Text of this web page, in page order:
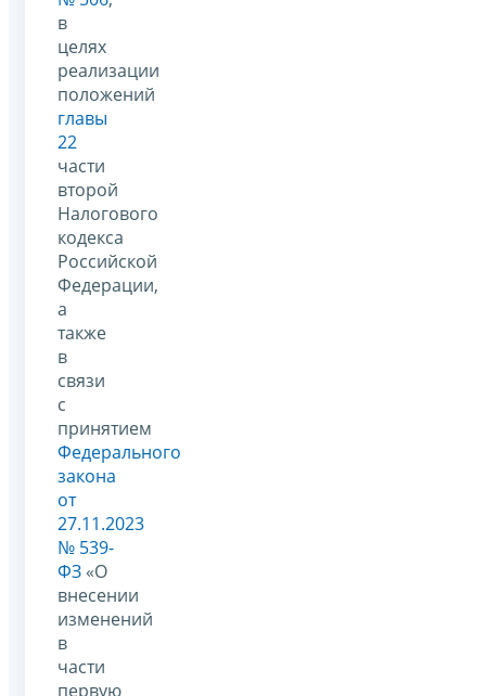
в
целях
реализации
положений
главы
22
части
второй
Налогового
кодекса
Российской
Федерации,
а
также
в
связи
с
принятием
Федерального
закона
от
27.11.2023
№ 539-
ФЗ «О
внесении
изменений
в
части
первую